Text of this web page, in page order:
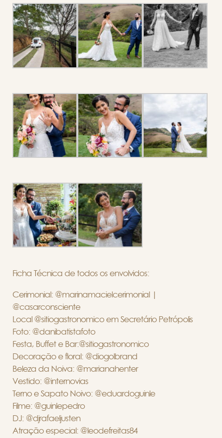
Ficha Técnica de todos os envolvidos:
Cerimonial: @marinamacielcerimonial |
@casarconsciente
Local @sitiogastronomico em Secretário Petrópolis
Foto: @danibatistafoto
Festa, Buffet e Bar:@sitiogastronomico
Decoração e floral: @diogolbrand
Beleza da Noiva: @marianahenter
Vestido: @internovias
Terno e Sapato Noivo: @eduardoguinle
Filme: @guinlepedro
DJ: @djrafaeljusten
Atração especial: @leodefreitas84